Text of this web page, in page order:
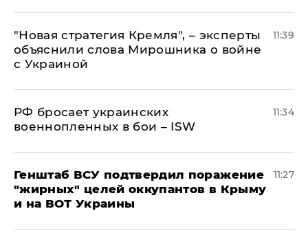
"Новая стратегия Кремля", – эксперты
объяснили слова Мирошника о войне
с Украиной
11:39
РФ бросает украинских
военнопленных в бои – ISW
11:34
Генштаб ВСУ подтвердил поражение
"жирных" целей оккупантов в Крыму
и на ВОТ Украины
11:27